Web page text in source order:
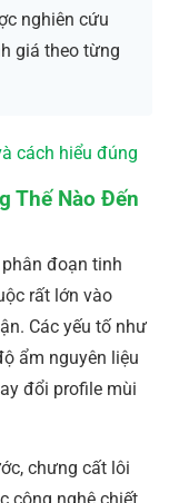
nghiên cứu
giá theo từng
cách hiểu đúng
Thế Nào Đến
đoạn tinh
rất lớn vào
Các yếu tố như
ẩm nguyên liệu
đổi profile mùi
chưng cất lôi